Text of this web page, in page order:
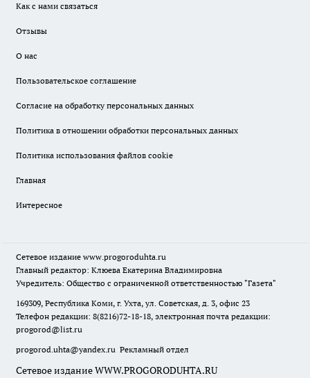
Как с нами связаться
Отзывы
О нас
Пользовательское соглашение
Согласие на обработку персональных данных
Политика в отношении обработки персональных данных
Политика использования файлов cookie
Главная
Интересное
Сетевое издание www.progoroduhta.ru
Главный редактор: Клюева Екатерина Владимировна
Учредитель: Общество с ограниченной ответственностью "Газета"
169309, Республика Коми, г. Ухта, ул. Советская, д. 3, офис 23
Телефон редакции: 8(8216)72-18-18, электронная почта редакции:
progorod@list.ru
progorod.uhta@yandex.ru Рекламный отдел
Сетевое издание WWW.PROGORODUHTA.RU